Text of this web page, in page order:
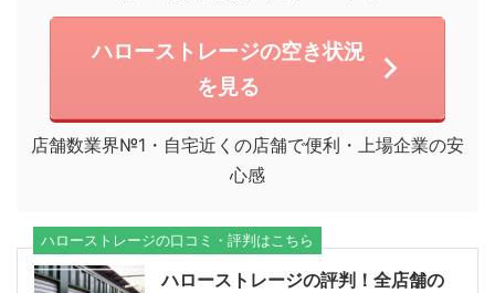
ハローストレージの空き状況
を見る
店舗数業界№1・自宅近くの店舗で便利・上場企業の安
心感
ハローストレージの評判！全店舗の
ハローストレージの口コミ・評判はこちら